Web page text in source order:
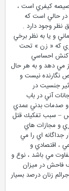
كيفري است ،
حالي است كه
وجود دارد .
و يا به نظر برخي
كه « زن » تحت
احساسي
مي دهد و به هر حال
نيست و
جنسيت در
آني در باب
صدمات بدني عمدي
– سبب تفكيك قتل
و مجازات هاي
اي را مي
اقتصادي و
مي باشد ، نوع و
در ميزان
زنان درصد بسيار